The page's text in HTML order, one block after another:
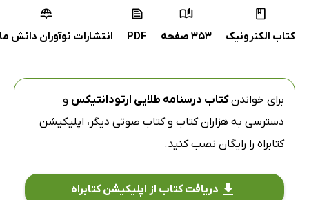
کتاب الکترونیک 353 صفحه PDF انتشارات نوآوران دانش
برای خواندنکتاب درسنامه طلایی ارتودانتیکس و
دسترسی به هزاران کتاب و کتاب صوتی دیگر، اپلیکیشن
کتابراه را رایگان نصب کنید.
دریافت کتاب از اپلیکیشن کتابراه